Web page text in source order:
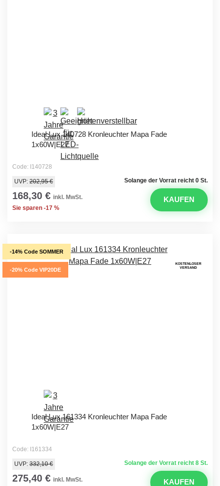
Ideal Lux 140728 Kronleuchter Mapa Fade
1x60W|E27
Code: I140728
Solange der Vorrat reicht 0 St.
UVP: 202,95 €
168,30 € inkl. MwSt.
Sie sparen -17 %
KAUFEN
-14% Code SOMMER
-20% Code VIP20DE
KOSTENLOSER
VERSAND
Ideal Lux 161334 Kronleuchter Mapa Fade
1x60W|E27
Code: I161334
Solange der Vorrat reicht 8 St.
UVP: 332,10 €
275,40 € inkl. MwSt.
KAUFEN